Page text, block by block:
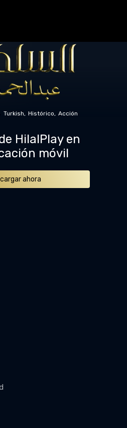
Turkish Histórico Acción
HilalPlay en
móvil
ahora